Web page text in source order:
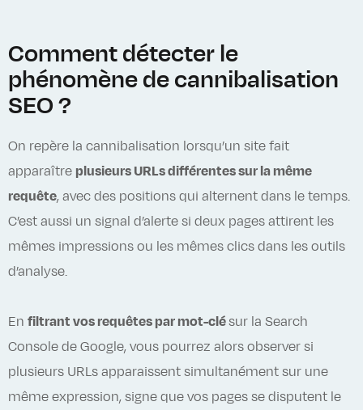
Comment détecter le
phénomène de cannibalisation
SEO ?
On repère la cannibalisation lorsqu’un site fait
apparaître plusieurs URLs différentes sur la même
requête, avec des positions qui alternent dans le temps.
C’est aussi un signal d’alerte si deux pages attirent les
mêmes impressions ou les mêmes clics dans les outils
d’analyse.
En filtrant vos requêtes par mot-clésur la Search
Console de Google, vous pourrez alors observer si
plusieurs URLs apparaissent simultanément sur une
même expression, signe que vos pages se disputent le